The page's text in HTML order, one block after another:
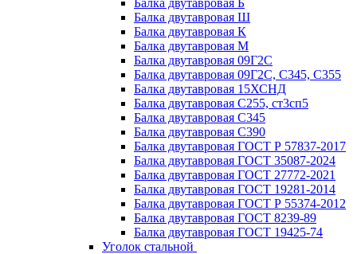
Балка двутавровая Б
Балка двутавровая Ш
Балка двутавровая К
Балка двутавровая М
Балка двутавровая 09Г2С
Балка двутавровая 09Г2С, С345, С355
Балка двутавровая 15ХСНД
Балка двутавровая С255, ст3сп5
Балка двутавровая С345
Балка двутавровая С390
Балка двутавровая ГОСТ Р 57837-2017
Балка двутавровая ГОСТ 35087-2024
Балка двутавровая ГОСТ 27772-2021
Балка двутавровая ГОСТ 19281-2014
Балка двутавровая ГОСТ Р 55374-2012
Балка двутавровая ГОСТ 8239-89
Балка двутавровая ГОСТ 19425-74
Уголок стальной